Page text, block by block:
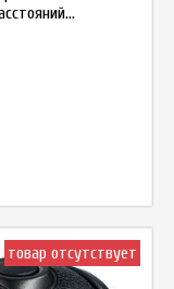
товар отсутствует